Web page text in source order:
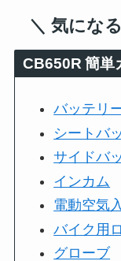
＼ 気にな
CB650R 簡単
バッテリ
シートバ
サイドバ
インカム
電動空気
バイク用
グローブ